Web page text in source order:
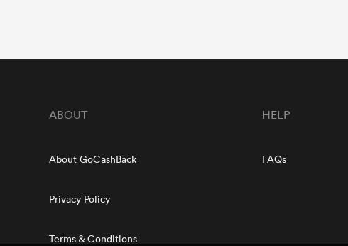
ABOUT
About GoCashBack
Privacy Policy
Terms & Conditions
HELP
FAQs